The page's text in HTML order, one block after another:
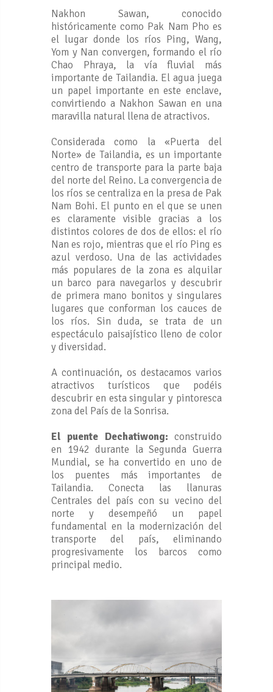
Nakhon Sawan, conocido
históricamente como Pak Nam Pho es
el lugar donde los ríos Ping, Wang,
Yom y Nan convergen, formando el río
Chao Phraya, la vía fluvial más
importante de Tailandia. El agua juega
un papel importante en este enclave,
convirtiendo a Nakhon Sawan en una
maravilla natural llena de atractivos.
Considerada como la «Puerta del
Norte» de Tailandia, es un importante
centro de transporte para la parte baja
del norte del Reino. La convergencia de
los ríos se centraliza en la presa de Pak
Nam Bohi. El punto en el que se unen
es claramente visible gracias a los
distintos colores de dos de ellos: el río
Nan es rojo, mientras que el río Ping es
azul verdoso. Una de las actividades
más populares de la zona es alquilar
un barco para navegarlos y descubrir
de primera mano bonitos y singulares
lugares que conforman los cauces de
los ríos. Sin duda, se trata de un
espectáculo paisajístico lleno de color
y diversidad.
A continuación, os destacamos varios
atractivos turísticos que podéis
descubrir en esta singular y pintoresca
zona del País de la Sonrisa.
El puente Dechatiwong: construido
en 1942 durante la Segunda Guerra
Mundial, se ha convertido en uno de
los puentes más importantes de
Tailandia. Conecta las llanuras
Centrales del país con su vecino del
norte y desempeñó un papel
fundamental en la modernización del
transporte del país, eliminando
progresivamente los barcos como
principal medio.